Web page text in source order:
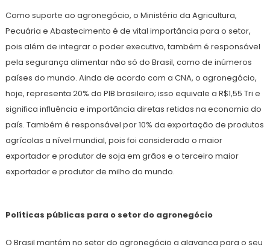
Como suporte ao agronegócio, o Ministério da Agricultura,
Pecuária e Abastecimento é de vital importância para o setor,
pois além de integrar o poder executivo, também é responsável
pela segurança alimentar não só do Brasil, como de inúmeros
países do mundo. Ainda de acordo com a CNA, o agronegócio,
hoje, representa 20% do PIB brasileiro; isso equivale a R$1,55 Tri e
significa influência e importância diretas retidas na economia do
país. Também é responsável por 10% da exportação de produtos
agrícolas a nível mundial, pois foi considerado o maior
exportador e produtor de soja em grãos e o terceiro maior
exportador e produtor de milho do mundo.
Políticas públicas para o setor do agronegócio
O Brasil mantém no setor do agronegócio a alavanca para o seu